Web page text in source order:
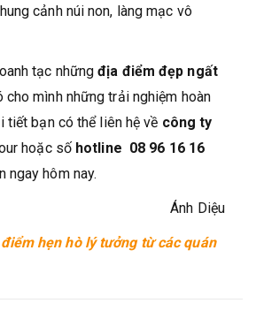
cảnh núi non, làng mạc vô
tạc nhữngđịa điểm đẹp ngất
cho mình những trải nghiệm hoàn
tiết bạn có thể liên hệ về công ty
hoặc số hotline 08 96 16 16
hôm nay.
Ánh Diệu
hẹn hò lý tưởng từ các quán